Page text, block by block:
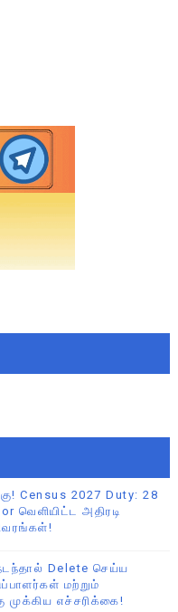
Census 2027 Duty: 28
வெளியிட்ட அதிரடி
Delete செய்ய
மற்றும்
முக்கிய எச்சரிக்கை!